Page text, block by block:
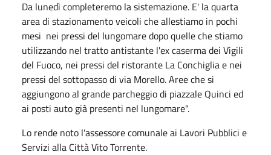
Da lunedì completeremo la sistemazione. E' la quarta
area di stazionamento veicoli che allestiamo in pochi
mesi nei pressi del lungomare dopo quelle che stiamo
utilizzando nel tratto antistante l'ex caserma dei Vigili
del Fuoco, nei pressi del ristorante La Conchiglia e nei
pressi del sottopasso di via Morello. Aree che si
aggiungono al grande parcheggio di piazzale Quinci ed
ai posti auto già presenti nel lungomare".
Lo rende noto l'assessore comunale ai Lavori Pubblici e
Servizi alla Città Vito Torrente.